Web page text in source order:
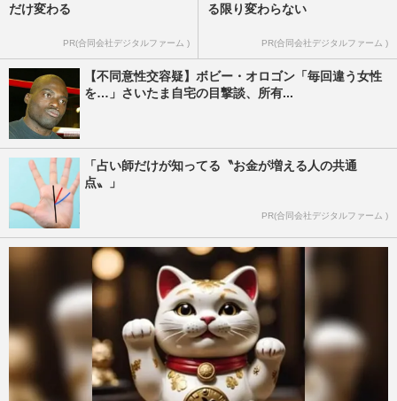
だけ変わる
PR(合同会社デジタルファーム )
る限り変わらない
PR(合同会社デジタルファーム )
【不同意性交容疑】ボビー・オロゴン「毎回違う女性
を…」さいたま自宅の目撃談、所有...
「占い師だけが知ってる〝お金が増える人の共通
点〟」
PR(合同会社デジタルファーム )